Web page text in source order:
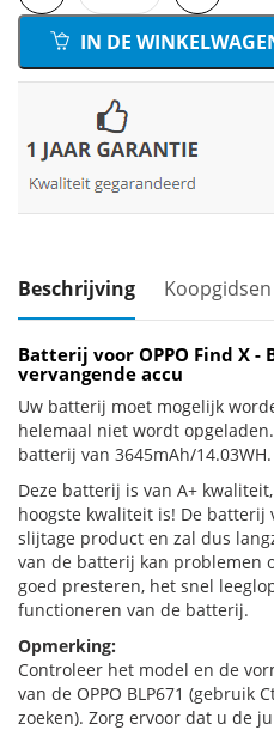
IN DE
Beschrijving
Batterij voor OPPO Find X -
vervangende accu
Uw batterij moet mogelijk
helemaal niet wordt
batterij van 3645mAh/14.03WH.
Deze batterij is van A+
hoogste kwaliteit is! De batterij
slijtage product en zal dus
van de batterij kan problemen
goed presteren, het snel
functioneren van de batterij.
Opmerking:
Controleer het model en de
van de OPPO BLP671 (gebruik
zoeken). Zorg ervoor dat u de